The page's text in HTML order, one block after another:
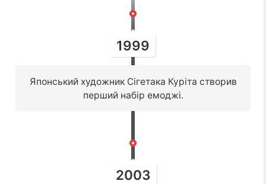
1999
Японський художник Сігетака Куріта створив
перший набір емоджі.
2003